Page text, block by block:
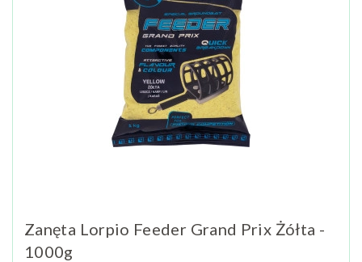
Zanęta Lorpio Feeder Grand Prix Żółta -
1000g